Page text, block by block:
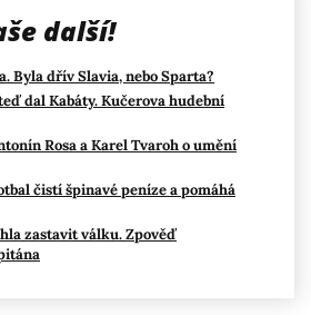
další!
Byla dřív Slavia, nebo Sparta?
dal Kabáty. Kučerova hudební
Rosa a Karel Tvaroh o umění
čistí špinavé peníze a pomáhá
zastavit válku. Zpověď